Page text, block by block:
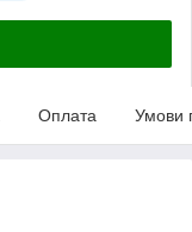
Оплата Умови